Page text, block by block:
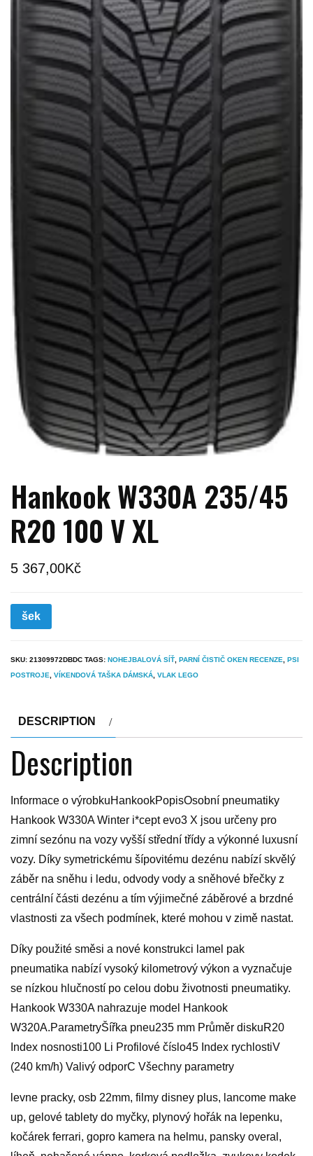
Hankook W330A 235/45
R20 100 V XL
5 367,00Kč
šek
SKU: 21309972DBDC TAGS: NOHEJBALOVÁ SÍŤ PARNÍ ČISTIČ OKEN RECENZE
PSI
POSTROJE
VÍKENDOVÁ TAŠKA DÁMSKÁ VLAK LEGO
DESCRIPTION
Description
Informace o výrobkuHankookPopisOsobní pneumatiky
Hankook W330A Winter i*cept evo3 X jsou určeny pro
zimní sezónu na vozy vyšší střední třídy a výkonné luxusní
vozy. Díky symetrickému šípovitému dezénu nabízí skvělý
záběr na sněhu i ledu, odvody vody a sněhové břečky z
centrální části dezénu a tím výjimečné záběrové a brzdné
vlastnosti za všech podmínek, které mohou v zimě nastat.
Díky použité směsi a nové konstrukci lamel pak
pneumatika nabízí vysoký kilometrový výkon a vyznačuje
se nízkou hlučností po celou dobu životnosti pneumatiky.
Hankook W330A nahrazuje model Hankook
W320A.ParametryŠířka pneu235 mm Průměr diskuR20
Index nosnosti100 Li Profilové číslo45 Index rychlostiV
(240 km/h) Valivý odporC Všechny parametry
levne pracky, osb 22mm, filmy disney plus, lancome make
up, gelové tablety do myčky, plynový hořák na lepenku,
kočárek ferrari, gopro kamera na helmu, pansky overal,